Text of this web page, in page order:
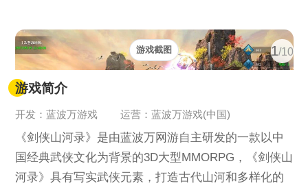
1/10
游戏截图
游戏简介
开发：蓝波万游戏 运营：蓝波万游戏(中国)
《剑侠山河录》是由蓝波万网游自主研发的一款以中
国经典武侠文化为背景的3D大型MMORPG，《剑侠山
河录》具有写实武侠元素，打造古代山河和多样化的